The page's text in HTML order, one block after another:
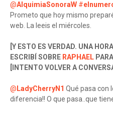
@AlquimiaSonoraW #
Prometo que hoy mismo
web. La leeis el miércoles.
[Y ESTO ES VERDAD. UNA
ESCRIBÍ SOBRE RAPHAEL
[INTENTO VOLVER A
@ LadyCherryN1 Qué pasa con
diferencia!! O que pasa..que